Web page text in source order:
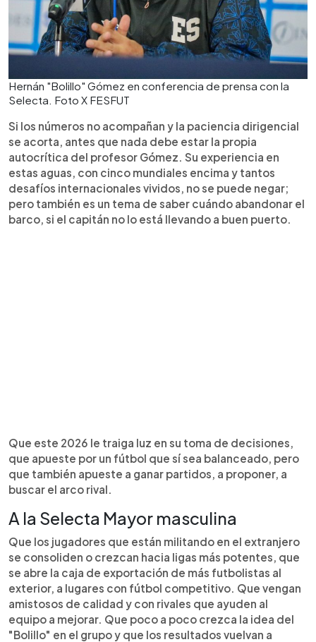
Hernán "Bolillo" Gómez en conferencia de prensa con la
Selecta. Foto X FESFUT
Si los números no acompañan y la paciencia dirigencial
se acorta, antes que nada debe estar la propia
autocrítica del profesor Gómez. Su experiencia en
estas aguas, con cinco mundiales encima y tantos
desafíos internacionales vividos, no se puede negar;
pero también es un tema de saber cuándo abandonar el
barco, si el capitán no lo está llevando a buen puerto.
Que este 2026 le traiga luz en su toma de decisiones,
que apueste por un fútbol que sí sea balanceado, pero
que también apueste a ganar partidos, a proponer, a
buscar el arco rival.
A la Selecta Mayor masculina
Que los jugadores que están militando en el extranjero
se consoliden o crezcan hacia ligas más potentes, que
se abre la caja de exportación de más futbolistas al
exterior, a lugares con fútbol competitivo. Que vengan
amistosos de calidad y con rivales que ayuden al
equipo a mejorar. Que poco a poco crezca la idea del
"Bolillo" en el grupo y que los resultados vuelvan a